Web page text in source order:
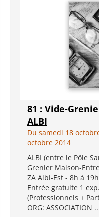
81 : Vide-
ALBI
Du samedi 18
octobre 2014
ALBI (entre le Pôle
Grenier Maison-
ZA Albi-Est - 8h à
Entrée gratuite 1 exp.
(Professionnels +
ORG: ASSOCIATION ...